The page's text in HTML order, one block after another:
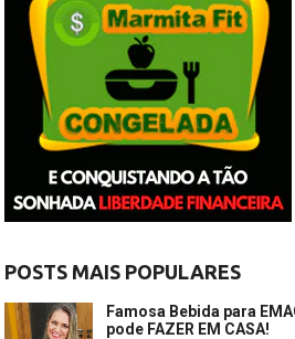
POSTS MAIS POPULARES
Famosa Bebida para
pode FAZER EM CASA!